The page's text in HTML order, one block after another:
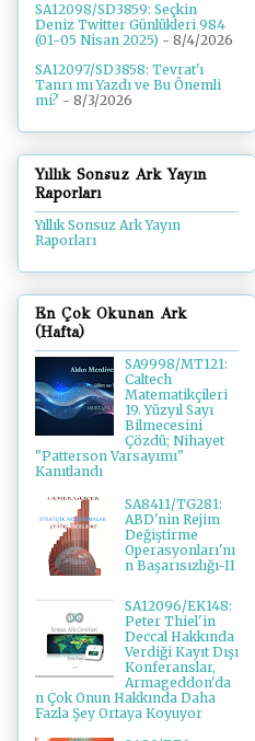
SA12098/SD3859: Seçkin
Deniz Twitter Günlükleri 984
(01-05 Nisan 2025) - 8/4/2026
SA12097/SD3858: Tevrat'ı
Tanrı mı Yazdı ve Bu Önemli
mi? - 8/3/2026
Yıllık Sonsuz Ark Yayın
Raporları
Yıllık Sonsuz Ark Yayın
Raporları
En Çok Okunan Ark
(Hafta)
SA9998/MT121:
Caltech
Matematikçileri
19. Yüzyıl Sayı
Bilmecesini
Çözdü; Nihayet
"Patterson Varsayımı"
Kanıtlandı
SA8411/TG281:
ABD'nin Rejim
Değiştirme
Operasyonları'nı
n Başarısızlığı-II
SA12096/EK148:
Peter Thiel'in
Deccal Hakkında
Verdiği Kayıt Dışı
Konferanslar,
Armageddon'da
n Çok Onun Hakkında Daha
Fazla Şey Ortaya Koyuyor